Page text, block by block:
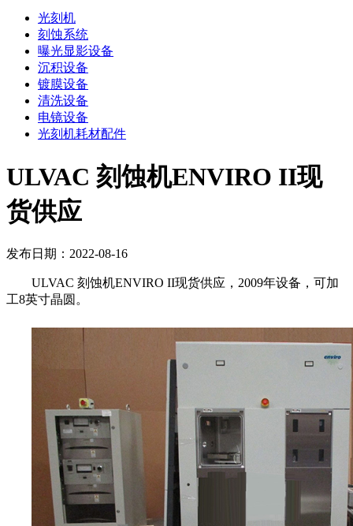
光刻机
刻蚀系统
曝光显影设备
沉积设备
镀膜设备
清洗设备
电镜设备
光刻机耗材配件
ULVAC 刻蚀机ENVIRO II现
货供应
发布日期：2022-08-16
ULVAC 刻蚀机ENVIRO II现货供应，2009年设备，可加
工8英寸晶圆。